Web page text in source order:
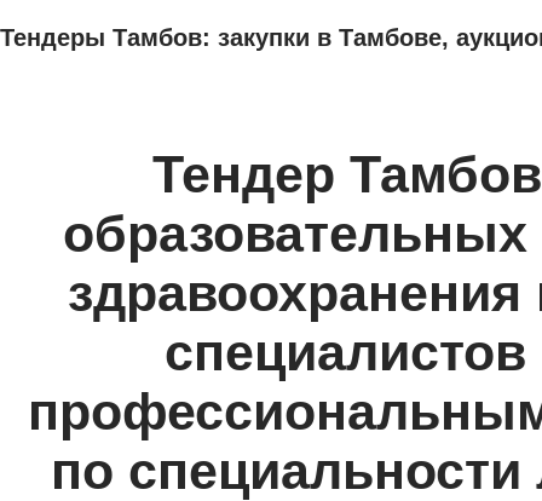
Тендеры Тамбов: закупки в Тамбове,
Тендер
здравоохранения
по